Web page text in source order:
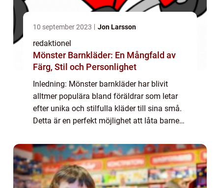
10 september 2023 Jon Larsson
redaktionel
Mönster Barnkläder: En Mångfald av
Färg, Stil och Personlighet
Inledning: Mönster barnkläder har blivit
alltmer populära bland föräldrar som letar
efter unika och stilfulla kläder till sina små.
Detta är en perfekt möjlighet att låta barnen
genom sina kläder. I denna art...